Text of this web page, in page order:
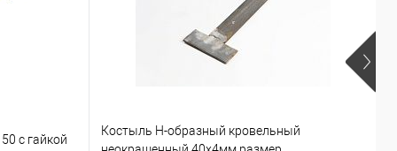
с гайкой
Костыль H-образный кровельный